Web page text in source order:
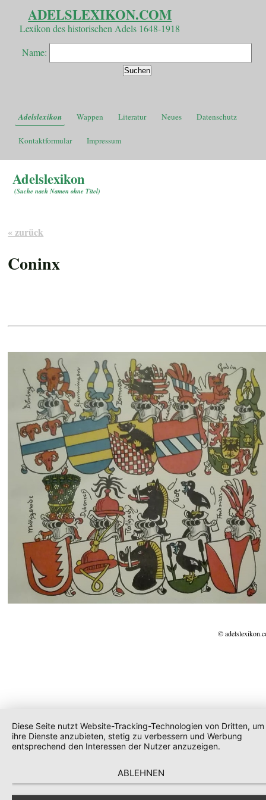
ADELSLEXIKON.COM
Lexikon des historischen Adels 1648-1918
Name:
Adelslexikon Wappen Literatur Neues Datenschutz
Kontaktformular Impressum
Adelslexikon
(Suche nach Namen ohne Titel)
« zurück
Coninx
©
Diese Seite nutzt Website-Tracking-Technologien von Dritten, um
ihre Dienste anzubieten, stetig zu verbessern und Werbung
entsprechend den Interessen der Nutzer anzuzeigen.
ABLEHNEN